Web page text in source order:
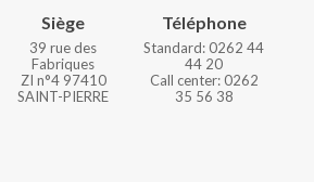
Siège
39 rue des
Fabriques
ZI n°4 97410
SAINT-PIERRE
Téléphone
Standard: 0262 44
44 20
Call center: 0262
35 56 38